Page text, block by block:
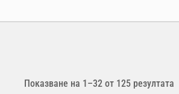
Показване на 1–32 от 125 резултата